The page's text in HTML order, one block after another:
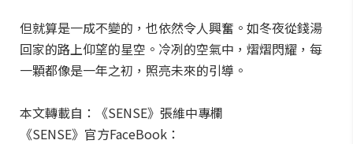
但就算是一成不變的，也依然令人興奮。如冬夜從錢湯
回家的路上仰望的星空。冷冽的空氣中，熠熠閃耀，每
一顆都像是一年之初，照亮未來的引導。
本文轉載自：《SENSE》張維中專欄
《SENSE》官方FaceBook：